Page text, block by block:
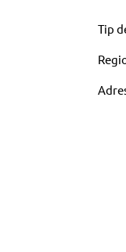
Tip